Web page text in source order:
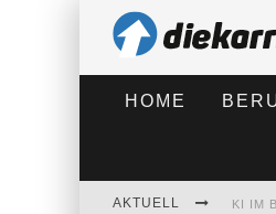
HOME
AKTUELL